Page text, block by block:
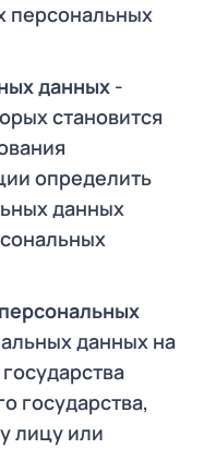
персональных
данных -
становится
определить
данных
данных на
государства,
лицу или